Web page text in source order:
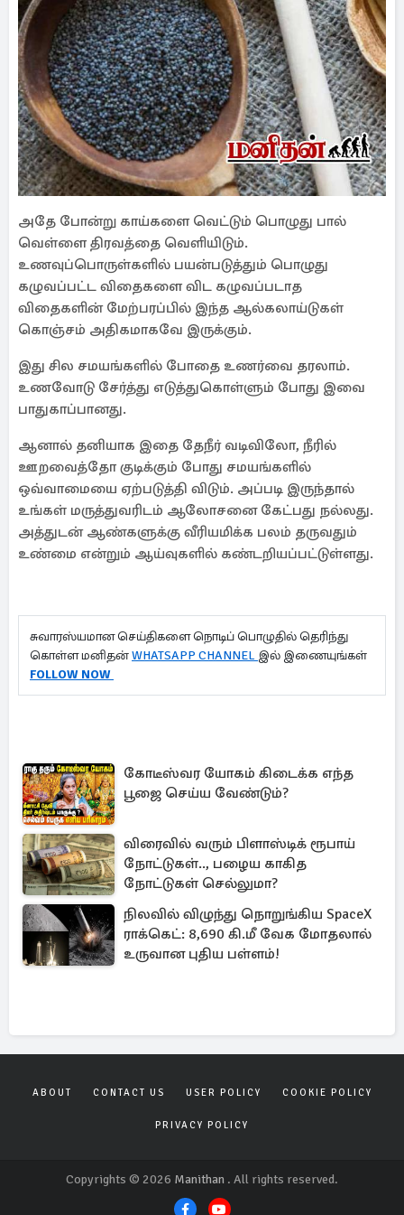
அதே போன்று காய்களை வெட்டும் பொழுது பால்
வெள்ளை திரவத்தை வெளியிடும்.
உணவுப்பொருள்களில் பயன்படுத்தும் பொழுது
கழுவப்பட்ட விதைகளை விட கழுவப்படாத
விதைகளின் மேற்பரப்பில் இந்த ஆல்கலாய்டுகள்
கொஞ்சம் அதிகமாகவே இருக்கும்.
இது சில சமயங்களில் போதை உணர்வை தரலாம்.
உணவோடு சேர்த்து எடுத்துகொள்ளும் போது இவை
பாதுகாப்பானது.
ஆனால் தனியாக இதை தேநீர் வடிவிலோ, நீரில்
ஊறவைத்தோ குடிக்கும் போது சமயங்களில்
ஒவ்வாமையை ஏற்படுத்தி விடும். அப்படி இருந்தால்
உங்கள் மருத்துவரிடம் ஆலோசனை கேட்பது நல்லது.
அத்துடன் ஆண்களுக்கு வீரியமிக்க பலம் தருவதும்
உண்மை என்றும் ஆய்வுகளில் கண்டறியப்பட்டுள்ளது.
சுவாரஸ்யமான செய்திகளை நொடிப் பொழுதில் தெரிந்து
கொள்ள மனிதன்WHATSAPP CHANNEL இல் இணையுங்கள்
FOLLOW NOW
கோடீஸ்வர யோகம் கிடைக்க எந்த
பூஜை செய்ய வேண்டும்?
விரைவில் வரும் பிளாஸ்டிக் ரூபாய்
நோட்டுகள்.., பழைய காகித
நோட்டுகள் செல்லுமா?
நிலவில் விழுந்து நொறுங்கிய SpaceX
ராக்கெட்: 8,690 கி.மீ வேக மோதலால்
உருவான புதிய பள்ளம்!
ABOUT CONTACT US USER POLICY COOKIE POLICY
PRIVACY POLICY
Copyrights © 2026 Manithan . All rights reserved.